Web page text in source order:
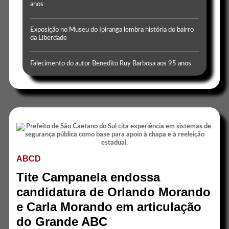
anos
Exposição no Museu do Ipiranga lembra história do bairro
da Liberdade
Falecimento do autor Benedito Ruy Barbosa aos 95 anos
ABCD
Tite Campanela endossa
candidatura de Orlando Morando
e Carla Morando em articulação
do Grande ABC